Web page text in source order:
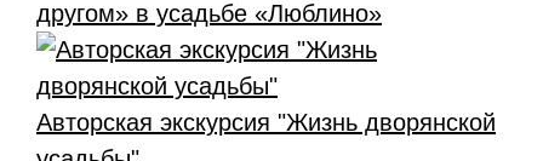
другом» в усадьбе «Люблино»
Авторская экскурсия "Жизнь дворянской